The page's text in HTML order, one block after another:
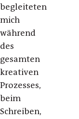
begleiteten
mich
während
des
gesamten
kreativen
Prozesses,
beim
Schreiben,